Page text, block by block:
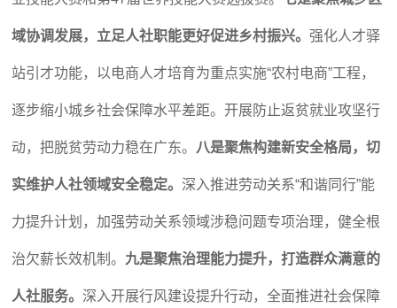
域协调发展，立足人社职能更好促进乡村振兴。强化人才驿
站引才功能，以电商人才培育为重点实施“农村电商”工程，
逐步缩小城乡社会保障水平差距。开展防止返贫就业攻坚行
动，把脱贫劳动力稳在广东。 八是聚焦构建新安全格局，切
实维护人社领域安全稳定。深入推进劳动关系“和谐同行”能
力提升计划，加强劳动关系领域涉稳问题专项治理，健全根
治欠薪长效机制。 九是聚焦治理能力提升，打造群众满意的
人社服务。深入开展行风建设提升行动，全面推进社会保障